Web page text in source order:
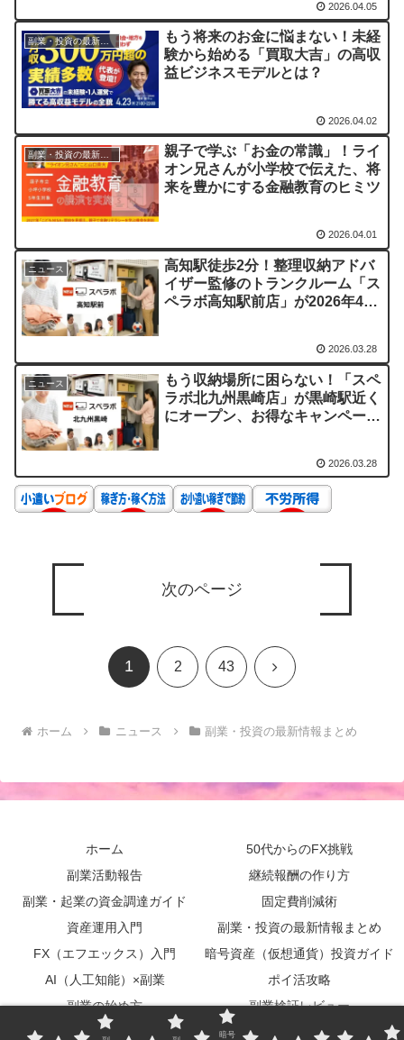
2026.04.05
副業・投資の最新情報まとめ
もう将来のお金に悩まない！未経
験から始める「買取大吉」の高収
益ビジネスモデルとは？
2026.04.02
副業・投資の最新情報まとめ
親子で学ぶ「お金の常識」！ライ
オン兄さんが小学校で伝えた、将
来を豊かにする金融教育のヒミツ
2026.04.01
ニュース
高知駅徒歩2分！整理収納アドバ
イザー監修のトランクルーム「ス
ペラボ高知駅前店」が2026年4月
2026.03.28
ニュース
もう収納場所に困らない！「スペ
ラボ北九州黒崎店」が黒崎駅近く
にオープン、お得なキャンペーン
2026.03.28
次のページ
1 2 43 次
ホーム ニュース 副業・投資の最新情報まとめ
ホーム
50代からのFX挑戦
副業活動報告
継続報酬の作り方
副業・起業の資金調達ガイド
固定費削減術
資産運用入門
副業・投資の最新情報まとめ
FX（エフエックス）入門
暗号資産（仮想通貨）投資ガイド
AI（人工知能）×副業
ポイ活攻略
副業の始め方
副業検証レビュー
実用書レビュー
サイトマップ
暗号